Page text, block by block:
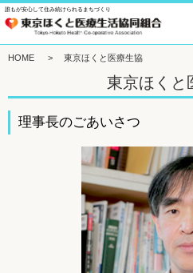
誰もが安心して住み続けられるまちづくり
HOME > 東京ほくと医療生協
東京ほくと
理事長のごあいさつ